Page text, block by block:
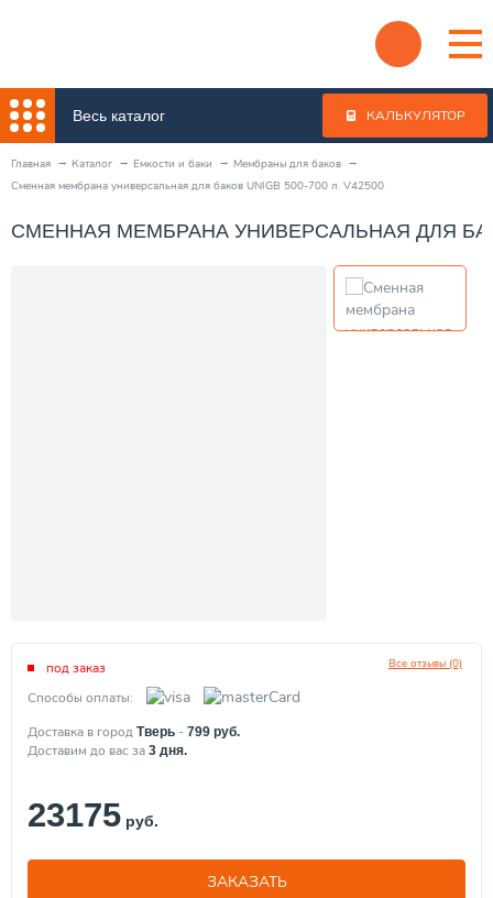
Весь каталог КАЛЬКУЛЯТОР
Главная Каталог Емкости и баки
Мембраны для баков
Сменная мембрана универсальная для баков UNIGB 500-700 л. V42500
СМЕННАЯ МЕМБРАНА УНИВЕРСАЛЬНАЯ ДЛЯ
Все отзывы (0)
под заказ
Способы оплаты:
Доставка в город Тверь - 799 руб.
Доставим до вас за 3 дня.
23175 руб.
ЗАКАЗАТЬ